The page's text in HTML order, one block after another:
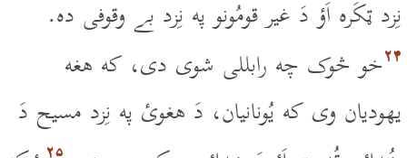
نِزد ټکَره اَؤ دَ غير قومُونو په نِزد بے وقوفى ده.
۲۴خو څوک چه رابللى شوى دى، که هغه
يهوديان وى که يُونانيان، دَ هغوئ په نِزد مسيح دَ